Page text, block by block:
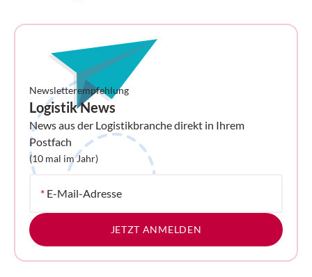
Newsletterempfehlung
Logistik News
News aus der Logistikbranche direkt in Ihrem
Postfach
(10 mal im Jahr)
* E-Mail-Adresse
JETZT ANMELDEN